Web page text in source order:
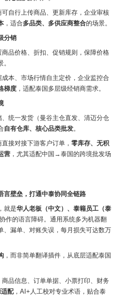
自行上传商品、更新库存，企业审核
，适合多品类、多供应商整合的场景。
分销
品价格、折扣、促销规则，保障价格
。
本、市场行情自主定价，企业监控合
梯度，适配泰国多层级经销商需求。
统一发货（曼谷主仓直发、清迈分仓
自有仓库、核心品类批发。
接对接下游客户订单， 零库存、无积
营，尤其适配中国 →泰国的跨境批发场
言壁垒，打通中泰协同全链路
就是华人老板（中文）、泰籍员工（泰
作的语言障碍。通用系统多为机器翻
、漏单、对账失误，每月损失可达数万
，而非简单翻译插件，从底层适配泰国
品信息、订单单据、小票打印、财务
配， AI+人工校对专业术语，贴合泰